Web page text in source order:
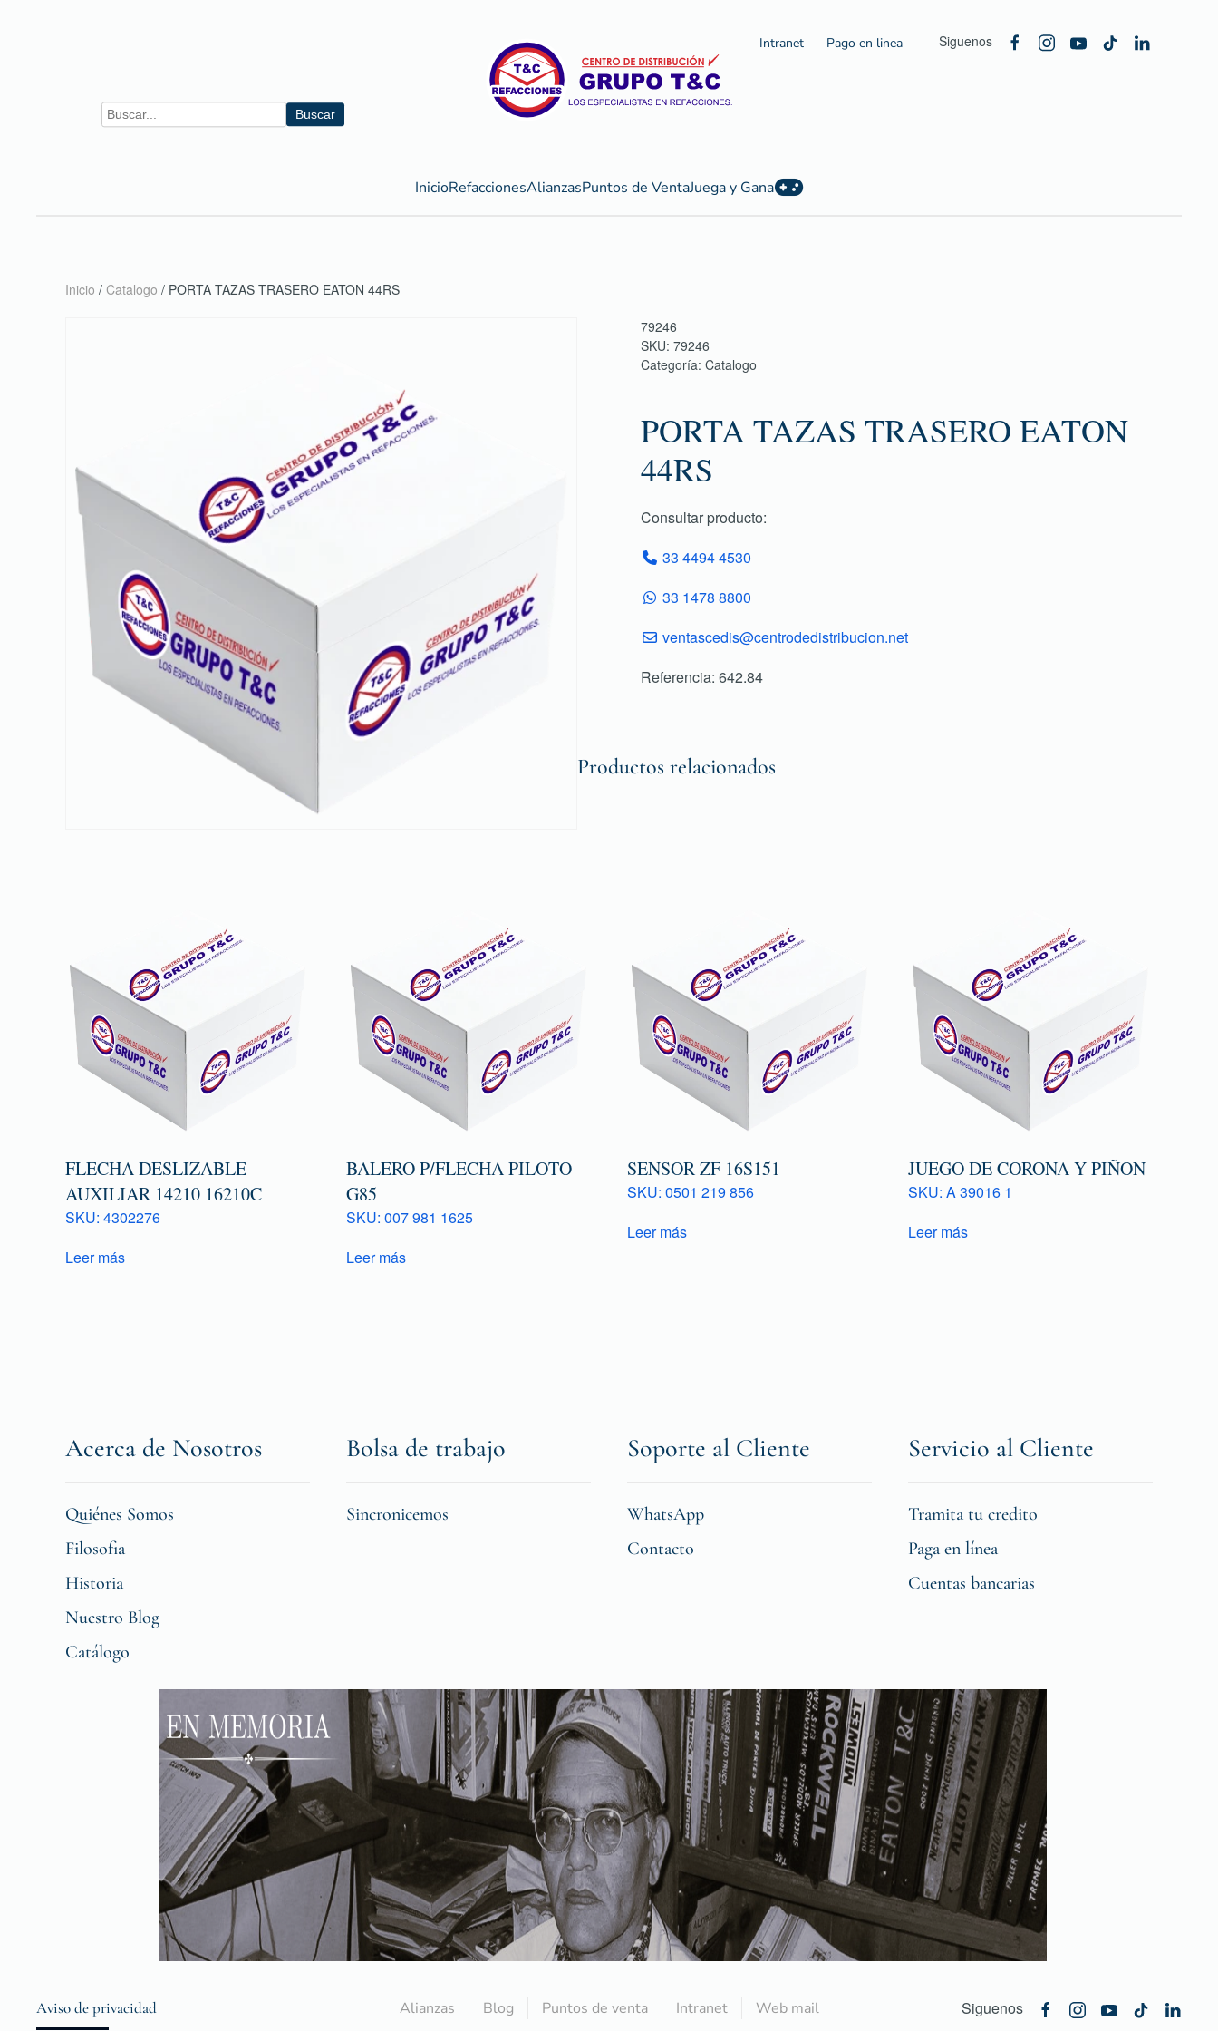
Buscar
Intranet Pago en linea Siguenos
InicioRefaccionesAlianzasPuntos de VentaJuega y Gana
Inicio / Catalogo / PORTA TAZAS TRASERO EATON 44RS
79246
SKU: 79246
Categoría: Catalogo
PORTA TAZAS TRASERO EATON
44RS
Consultar producto:
33 4494 4530
33 1478 8800
ventascedis@centrodedistribucion.net
Referencia: 642.84
Productos relacionados
FLECHA DESLIZABLE
AUXILIAR 14210 16210C
SKU: 4302276
Leer más
BALERO P/FLECHA PILOTO
G85
SKU: 007 981 1625
Leer más
SENSOR ZF 16S151
SKU: 0501 219 856
Leer más
JUEGO DE CORONA Y PIÑON
SKU: A 39016 1
Leer más
Acerca de Nosotros
Quiénes Somos
Filosofia
Historia
Nuestro Blog
Catálogo
Bolsa de trabajo
Sincronicemos
Soporte al Cliente
WhatsApp
Contacto
Servicio al Cliente
Tramita tu credito
Paga en línea
Cuentas bancarias
Aviso de privacidad Alianzas Blog Puntos de venta Intranet Web mail Siguenos